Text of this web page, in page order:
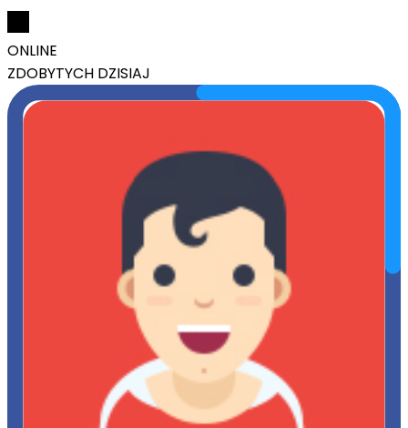
ONLINE
ZDOBYTYCH DZISIAJ